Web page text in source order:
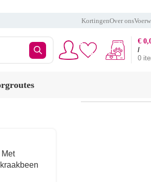
KortingenOver ons
0
/
€